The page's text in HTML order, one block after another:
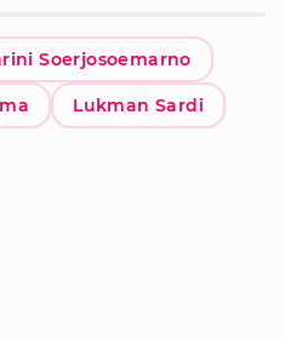
Soerjosoemarno
Lukman Sardi